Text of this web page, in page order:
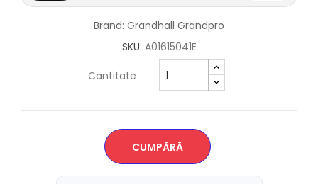
Brand: Grandhall Grandpro
SKU: A01615041E
Cantitate
CUMPĂRĂ